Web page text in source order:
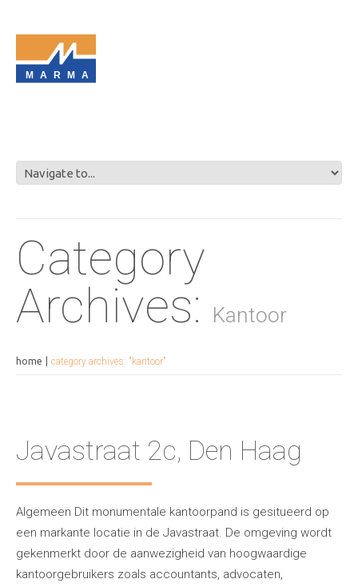
MARMA
Category
Archives:
Kantoor
home category archives: "kantoor"
Javastraat 2c, Den Haag
Algemeen Dit monumentale kantoorpand is gesitueerd op
een markante locatie in de Javastraat. De omgeving wordt
gekenmerkt door de aanwezigheid van hoogwaardige
kantoorgebruikers zoals accountants, advocaten,